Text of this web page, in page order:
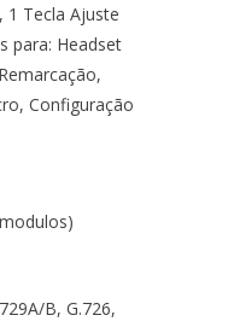
1 Tecla Ajuste
para: Headset
Configuração
B, G.726,